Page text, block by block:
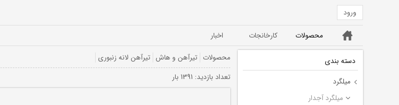
ورود
خانه محصولات کارخانجات اخبار
دسته بندی
میلگرد
میلگرد آجدار
محصولات تیرآهن و هاش تیرآهن لانه زنبوری
تعداد بازديد: 1391 بار